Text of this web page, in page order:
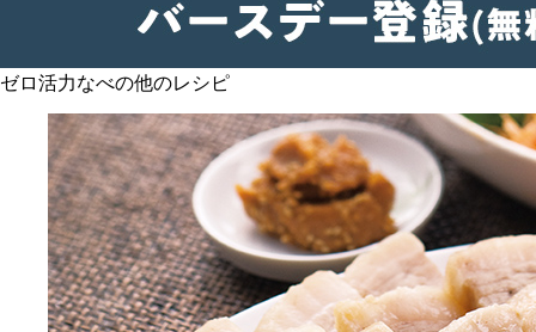
ゼロ活力なべの他のレシピ